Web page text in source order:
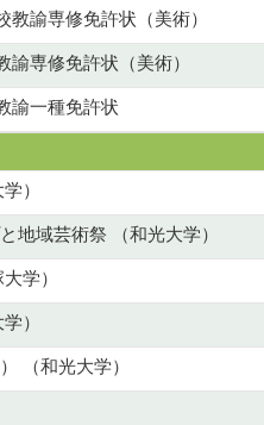
教諭専修免許状（美術）
諭専修免許状（美術）
諭一種免許状
）
地域芸術祭 （和光大学）
学）
）
（和光大学）